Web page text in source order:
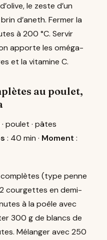
le zeste d’un
d’aneth. Fermer la
à 200 °C. Servir
apporte les oméga-
et la vitamine C.
au poulet,
poulet · pâtes
: 40 min · Moment :
(type penne
courgettes en demi-
à la poêle avec
300 g de blancs de
Mélanger avec 250